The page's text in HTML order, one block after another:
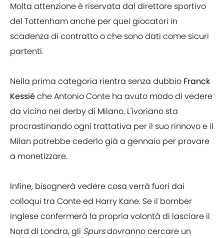
Molta attenzione è riservata dal direttore sportivo
del Tottenham anche per quei giocatori in
scadenza di contratto o che sono dati come sicuri
partenti.
Nella prima categoria rientra senza dubbio Franck
Kessiéche Antonio Conte ha avuto modo di vedere
da vicino nei derby di Milano. L'ivoriano sta
procrastinando ogni trattativa per il suo rinnovo e il
Milan potrebbe cederlo già a gennaio per provare
a monetizzare.
Infine, bisognerà vedere cosa verrà fuori dai
colloqui tra Conte ed Harry Kane. Se il bomber
inglese confermerà la propria volontà di lasciare il
Nord di Londra, gli Spursdovranno cercare un